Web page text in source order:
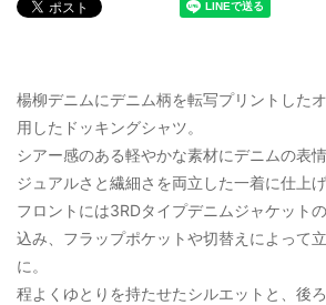
楊柳デニムにデニム柄を転写プリントした
用したドッキングシャツ。
シアー感のある軽やかな素材にデニムの表
ジュアルさと繊細さを両立した一着に仕上げ
フロントには3RDタイプデニムジャケット
込み、フラップポケットや切替えによって
に。
程よくゆとりを持たせたシルエットと、後